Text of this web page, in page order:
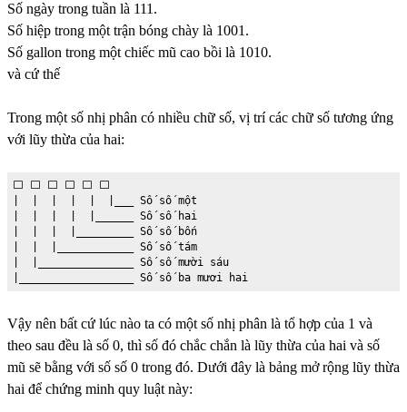
Số ngày trong tuần là 111.
Số hiệp trong một trận bóng chày là 1001.
Số gallon trong một chiếc mũ cao bồi là 1010.
và cứ thế
Trong một số nhị phân có nhiều chữ số, vị trí các chữ số tương ứng
với lũy thừa của hai:
⬜️ ⬜️ ⬜️ ⬜️ ⬜️ ⬜️
|  |  |  |  |  |___ Số số một
|  |  |  |  |______ Số số hai
|  |  |  |_________ Số số bốn
|  |  |____________ Số số tám
|  |_______________ Số số mười sáu
|__________________ Số số ba mươi hai
Vậy nên bất cứ lúc nào ta có một số nhị phân là tổ hợp của 1 và
theo sau đều là số 0, thì số đó chắc chắn là lũy thừa của hai và số
mũ sẽ bằng với số số 0 trong đó. Dưới đây là bảng mở rộng lũy thừa
hai để chứng minh quy luật này: